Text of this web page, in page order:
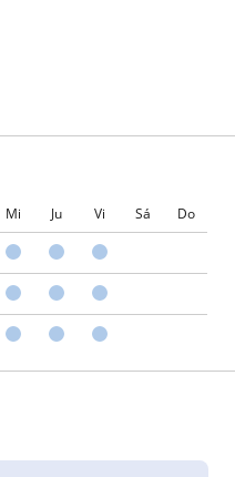
Mi Ju Vi Sá Do